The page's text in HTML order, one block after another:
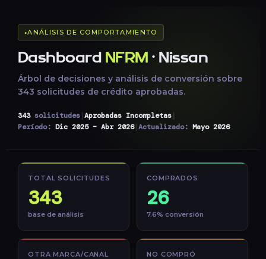
ANÁLISIS DE COMPORTAMIENTO
Dashboard NFRM · Nissan
Árbol de decisiones y análisis de conversión sobre
343 solicitudes de crédito aprobadas.
343solicitudes Aprobadas Incompletas
Período: Dic 2025 – Abr 2026| Actualizado: Mayo 2026
TOTAL SOLICITUDES
343
base de análisis
COMPRADOS
26
7.6% conversión
OTRA MARCA/CANAL NO COMPRÓ